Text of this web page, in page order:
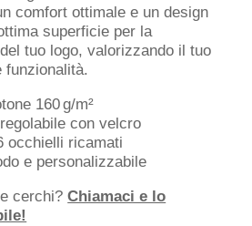
comfort ottimale e un design
superficie per la
tuo logo, valorizzando il tuo
funzionalità.
160 g/m²
con velcro
occhielli ricamati
e personalizzabile
cerchi?Chiamaci e lo